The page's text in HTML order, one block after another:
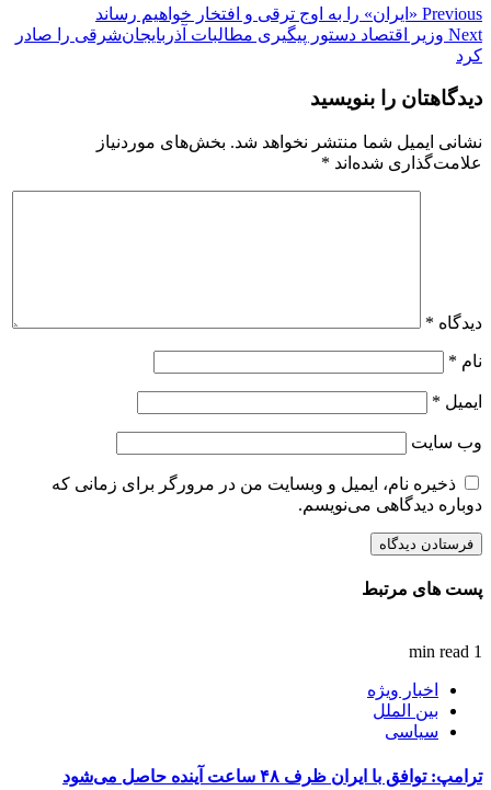
Previous «ایران» را به اوج ترقی و افتخار خواهیم رساند
Next وزیر اقتصاد دستور پیگیری مطالبات آذربایجان‌شرقی را صادر
کرد
دیدگاهتان را بنویسید
نشانی ایمیل شما منتشر نخواهد شد. بخش‌های موردنیاز
علامت‌گذاری شده‌اند *
دیدگاه *
نام *
ایمیل *
وب‌ سایت
ذخیره نام، ایمیل و وبسایت من در مرورگر برای زمانی که
دوباره دیدگاهی می‌نویسم.
پست های مرتبط
1 min read
اخبار ویژه
بین الملل
سیاسی
ترامپ: توافق با ایران ظرف ۴۸ ساعت آینده حاصل می‌شود